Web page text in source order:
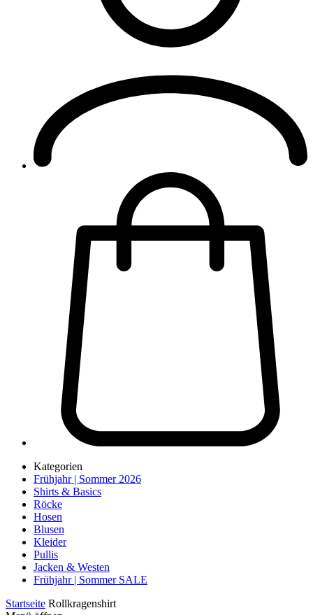
Kategorien
Frühjahr | Sommer 2026
Shirts & Basics
Röcke
Hosen
Blusen
Kleider
Pullis
Jacken & Westen
Frühjahr | Sommer SALE
Startseite Rollkragenshirt